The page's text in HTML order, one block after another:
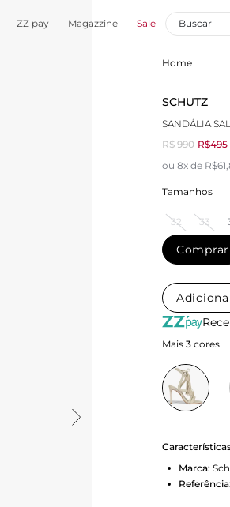
ZZ pay Magazzine Sale
Home
SCHUTZ
SANDÁLIA
R$ 990 R$495
ou 8x de
Tamanhos
32 33
Comprar
Mais 3 cores
Marca:
Referência: